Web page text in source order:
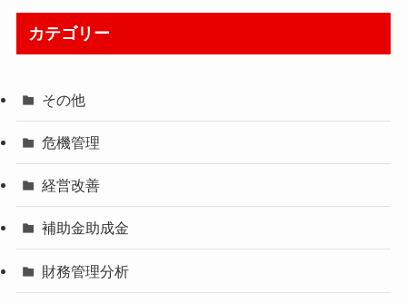
カテゴリー
その他
危機管理
経営改善
補助金助成金
財務管理分析